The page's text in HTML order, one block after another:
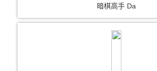
暗棋高手 Da